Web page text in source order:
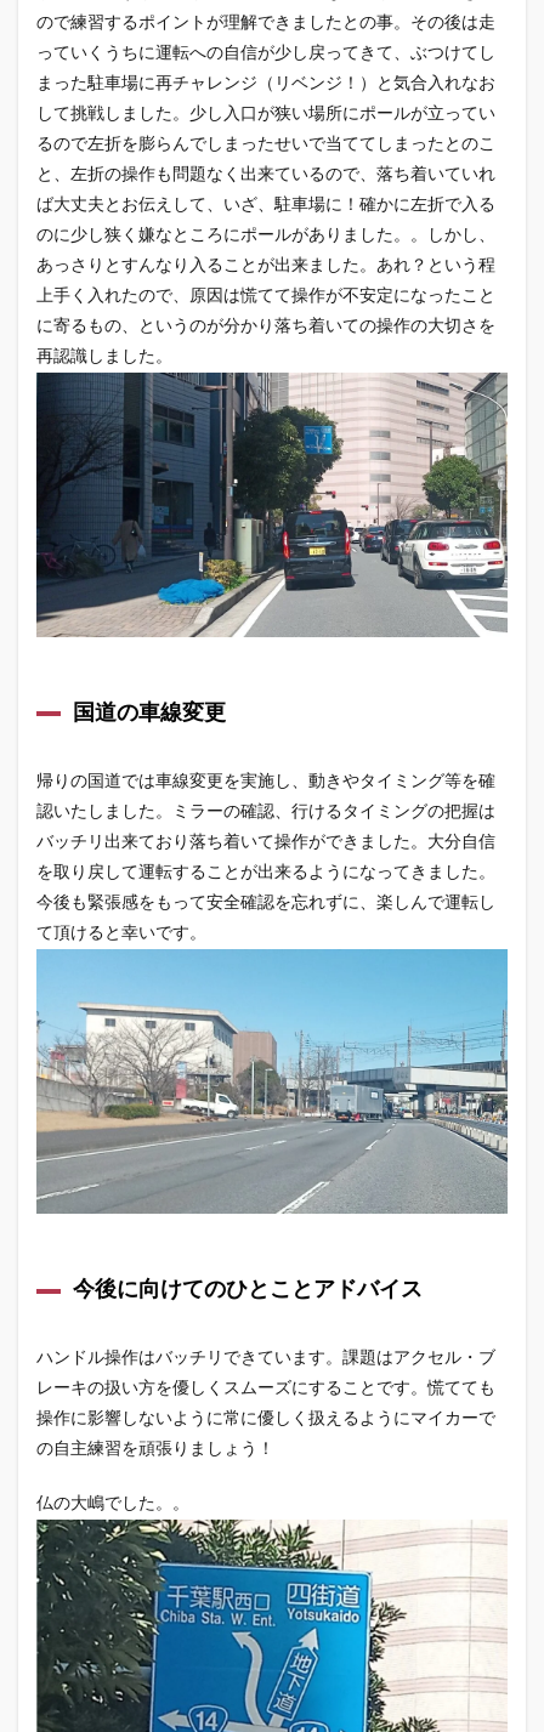
ので練習するポイントが理解できましたとの事。その後は走
っていくうちに運転への自信が少し戻ってきて、ぶつけてし
まった駐車場に再チャレンジ（リベンジ！）と気合入れなお
して挑戦しました。少し入口が狭い場所にポールが立ってい
るので左折を膨らんでしまったせいで当ててしまったとのこ
と、左折の操作も問題なく出来ているので、落ち着いていれ
ば大丈夫とお伝えして、いざ、駐車場に！確かに左折で入る
のに少し狭く嫌なところにポールがありました。。しかし、
あっさりとすんなり入ることが出来ました。あれ？という程
上手く入れたので、原因は慌てて操作が不安定になったこと
に寄るもの、というのが分かり落ち着いての操作の大切さを
再認識しました。
国道の車線変更
帰りの国道では車線変更を実施し、動きやタイミング等を確
認いたしました。ミラーの確認、行けるタイミングの把握は
バッチリ出来ており落ち着いて操作ができました。大分自信
を取り戻して運転することが出来るようになってきました。
今後も緊張感をもって安全確認を忘れずに、楽しんで運転し
て頂けると幸いです。
今後に向けてのひとことアドバイス
ハンドル操作はバッチリできています。課題はアクセル・ブ
レーキの扱い方を優しくスムーズにすることです。慌てても
操作に影響しないように常に優しく扱えるようにマイカーで
の自主練習を頑張りましょう！
仏の大嶋でした。。